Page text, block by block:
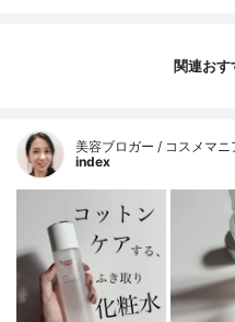
関連おす
美容ブロガー / コスメマニ
index